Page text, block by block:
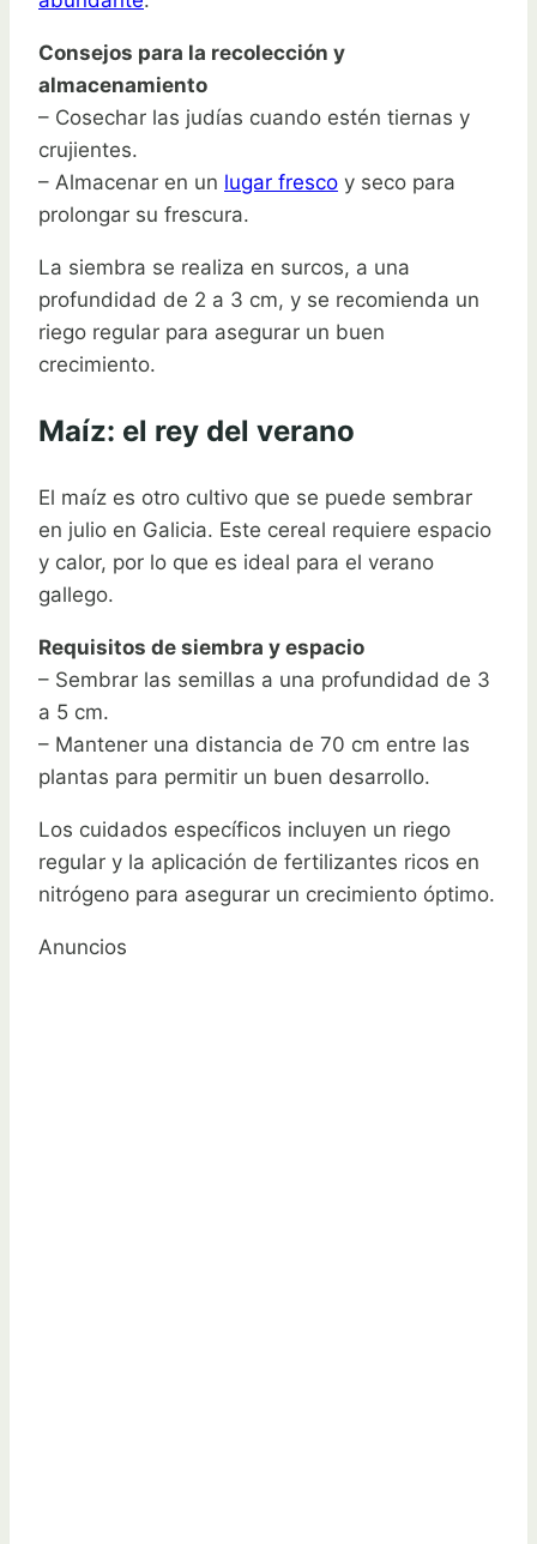
Consejos para la recolección y
almacenamiento
– Cosechar las judías cuando estén tiernas y
crujientes.
– Almacenar en un lugar fresco y seco para
prolongar su frescura.
La siembra se realiza en surcos, a una
profundidad de 2 a 3 cm, y se recomienda un
riego regular para asegurar un buen
crecimiento.
Maíz: el rey del verano
El maíz es otro cultivo que se puede sembrar
en julio en Galicia. Este cereal requiere espacio
y calor, por lo que es ideal para el verano
gallego.
Requisitos de siembra y espacio
– Sembrar las semillas a una profundidad de 3
a 5 cm.
– Mantener una distancia de 70 cm entre las
plantas para permitir un buen desarrollo.
Los cuidados específicos incluyen un riego
regular y la aplicación de fertilizantes ricos en
nitrógeno para asegurar un crecimiento óptimo.
Anuncios